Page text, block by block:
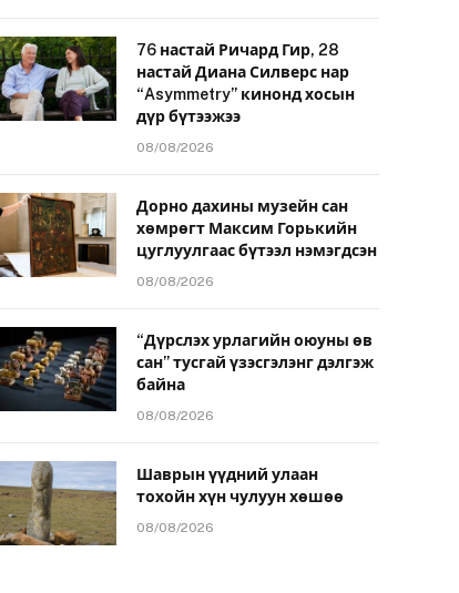
76 настай Ричард Гир, 28
настай Диана Силверс нар
“Asymmetry” кинонд хосын
дүр бүтээжээ
08/08/2026
Дорно дахины музейн сан
хөмрөгт Максим Горькийн
цуглуулгаас бүтээл нэмэгдсэн
08/08/2026
“Дүрслэх урлагийн оюуны өв
сан” тусгай үзэсгэлэнг дэлгэж
байна
08/08/2026
Шаврын үүдний улаан
тохойн хүн чулуун хөшөө
08/08/2026